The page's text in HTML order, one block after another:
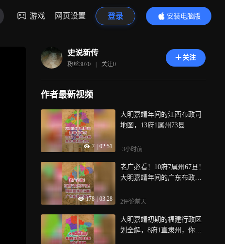
游戏 网页设置 登录
安装电脑版
内容更精彩
史说新传
粉丝3070 | 关注0
关注
作者最新视频
7 02:51
大明嘉靖年间的江西布政司
地图，13府1属州73县
-3小时前
178 | 03:28
老广必看！10府7属州67县！
大明嘉靖年间的广东布政司
2评论前天
大明嘉靖初期的福建行政区
划全解，8府1直隶州，你的